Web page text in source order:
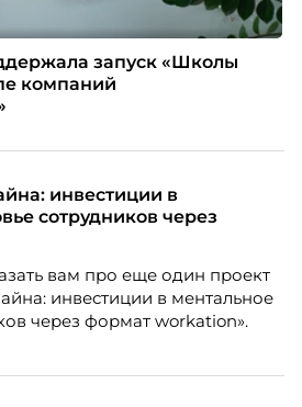
запуск «Школы
компаний
инвестиции в
сотрудников через
вам про еще один проект
инвестиции в ментальное
через формат workation».